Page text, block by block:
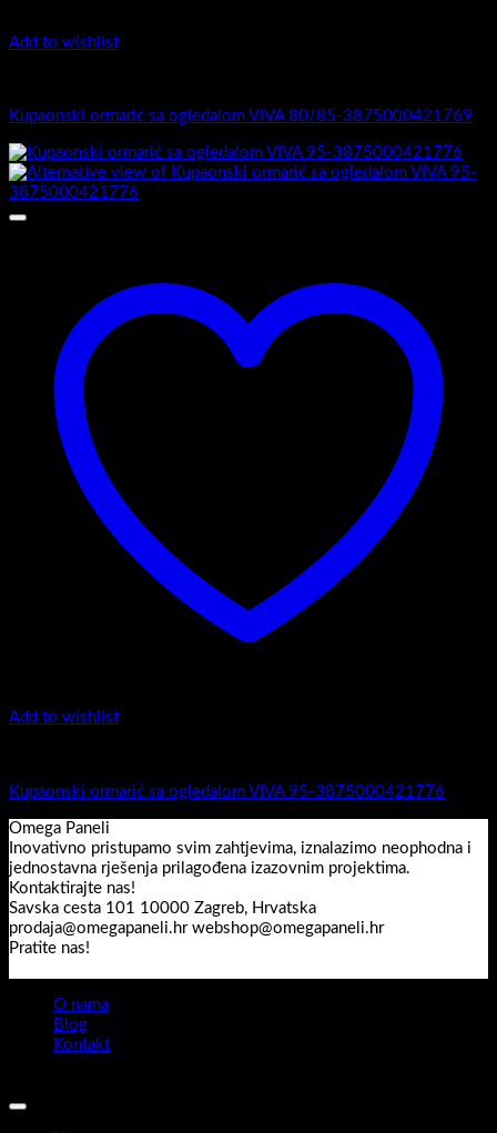
Add to wishlist
Kupaonski ormarić sa ogledalom VIVA 80/85-3875000421769
Add to wishlist
Kupaonski ormarić sa ogledalom VIVA 95-3875000421776
Omega Paneli
Inovativno pristupamo svim zahtjevima, iznalazimo neophodna i
jednostavna rješenja prilagođena izazovnim projektima.
Kontaktirajte nas!
Savska cesta 101 10000 Zagreb, Hrvatska
prodaja@omegapaneli.hr webshop@omegapaneli.hr
Pratite nas!
O nama
Blog
Kontakt